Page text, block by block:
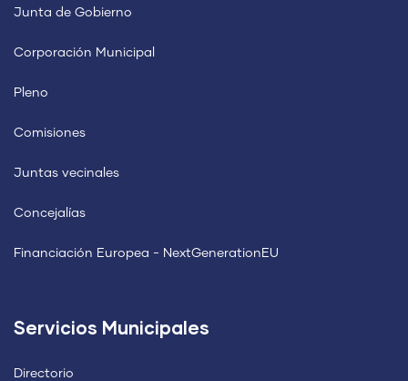
Junta de Gobierno
Corporación Municipal
Pleno
Comisiones
Juntas vecinales
Concejalías
Financiación Europea - NextGenerationEU
Servicios Municipales
Directorio